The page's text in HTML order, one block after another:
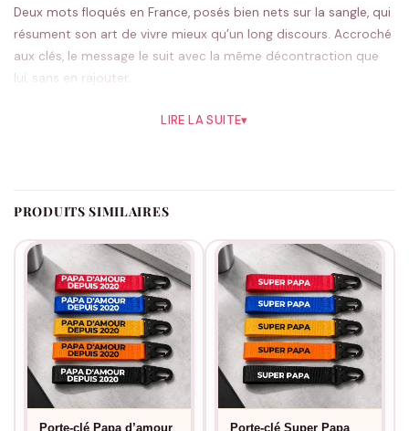
Deux mots floqués en France, posés bien nets sur la sangle, qui
résument son art de vivre mieux qu’un long discours. Accroché
aux clés, le message le suit avec la même décontraction que
lui, sans en rajouter.
fait l’unanimité, mais libre à toi de partir sur quelque chose de
détendu, va jeter un œil ànos idées pour Papa.
LIRE LA SUITE▾
PRODUITS SIMILAIRES
Porte-clé Papa d’amour
Porte-clé Super Papa